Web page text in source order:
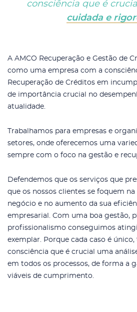
consciência que é
cuidada e
A AMCO Recuperação e Gestão de
como uma empresa com a
Recuperação de Créditos em
de importância crucial no
atualidade.
Trabalhamos para empresas e
setores, onde oferecemos uma
sempre com o foco na gestão e
Defendemos que os serviços que
que os nossos clientes se foquem
negócio e no aumento da sua
empresarial. Com uma boa gestão,
profissionalismo conseguimos
exemplar. Porque cada caso é
consciência que é crucial uma
em todos os processos, de forma a
viáveis de cumprimento.